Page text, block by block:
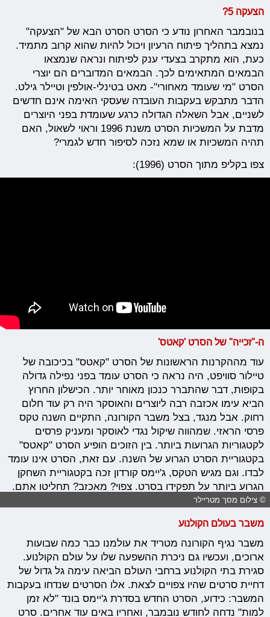
הצעקה 5?
בנובמבר האחרון נודע כי הסרט הסרט הבא של "הצעקה"
נמצא בתהליך פיתוח הרעיון ויכול להיות שהוא קרוב מתמיד.
כעת, הוא מתקרב בצעדי ענק לפיתוח ונראה שנמצאו
הבמאים המתאימים לכך. הבמאים המדוברים הם יוצרי
הסרט "מי שעומד מאחורי"- מאט בטינלי-אולפין וטיילר גילט.
הדבר מתבקש בעקבות העובדה שעסקי האימה אינם חדשים
לשניים, אבל השאלה הגדולה כרגע שעומדת בפני היוצרים
מדבת על המשכיות הסרט משנת 1996 וראוי לשאול, האם
תהיה המשכיות או שמא נזכה לסיפור חדש לגמרי?
צפו בקליפ מתוך הסרט (1996):
ה-"זכייה" של הסרט 'קאטס'
עוד מההקרנות הראשונות של הסרט "קאטס" בכיכובה של
טיילור סוויפט, היה נראה כי הסרט עומד בפני נפילה גדולה
בקופות, דבר שהתברר כנכון מאוחר יותר. הכישלון החרוץ
הביא עימו אכזבה רבה ליוצרים והאוסקר היה רק עוד חלום
רחוק. אבל מנגד, בצל משבר הקורונה, התקיים השנה טקס
פרסי הראזי. שמהווה שיקול נגדי לאוסקר ומעניק פרסים
לקטגוריות הגרועות ביותר. בין הזוכים הופיע הסרט "קאטס"
בקטגוריית הסרט הגרוע של השנה. עם זאת, הסרט אינו עומד
לבדו. וגם מגיש הטקס, ג'יימס קורדון זכה בקטגוריית השחקן
הגרוע ביותר על תפקידו בסרט. צפוי? מאכזב? תחליטו אתם.
© צילום מסך מטריילר
משבר בעולם הקולנוע
משבר נגיף הקורונה מטריד את עולמנו כבר כמה שבועות
ארוכים, ועכשיו גם ניכרת ההשפעה שלו על עולם הקולנוע.
סגירת בתי הקולנוע ברחבי העולם הביאה עימה גל גדול של
דחיית סרטים שהיו צפויים לצאת. אלו הסרטים שנדחו בעקבות
המשבר: כידוע, הסרט החדש בסדרת ג'יימס בונד "לא זמן
למות" נדחה לחודש נובמבר, ואחריו באים עוד אחרים. סרט